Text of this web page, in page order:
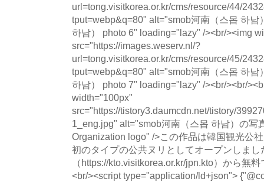
url=tong.visitkorea.or.kr/cms/resource/44/
tput=webp&q=80" alt="smob河南（스몹 하
하남） photo 6" loading="lazy" /><br/><img
src="https://images.weserv.nl/?
url=tong.visitkorea.or.kr/cms/resource/45/
tput=webp&q=80" alt="smob河南（스몹 하
하남） photo 7" loading="lazy" /><br/><br/
width="100px"
src="https://tistory3.daumcdn.net/tistory/
1_eng.jpg" alt="smob河南（스몹 하남）の写
Organization logo" />この作品は韓国観光公
初のタイプの公共ヌリとしてオープンしまし
（https://kto.visitkorea.or.kr/jpn.kto）から無
<br/><script type="application/ld+json">